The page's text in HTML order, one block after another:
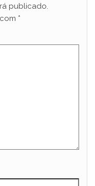
publicado.
*